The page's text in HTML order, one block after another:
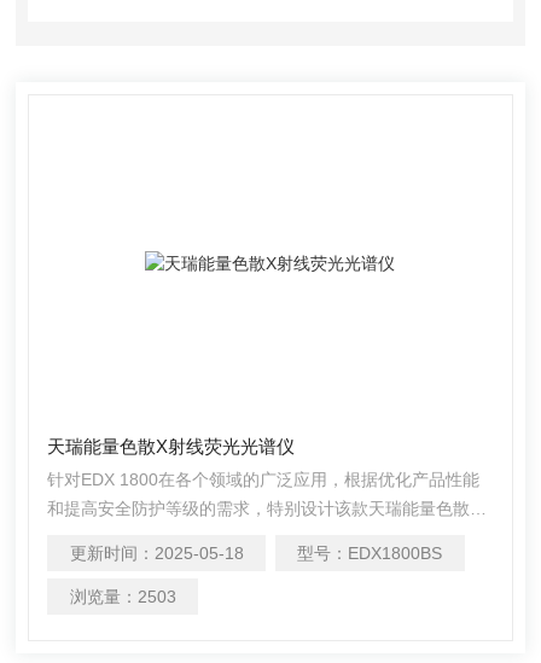
天瑞能量色散X射线荧光光谱仪
针对EDX 1800在各个领域的广泛应用，根据优化产品性能
和提高安全防护等级的需求，特别设计该款天瑞能量色散X
光管，提高产品的可靠性；利用新X光管的大功率提高仪器
的测试效率。
更新时间： 2025-05-18 型号： EDX1800BS
浏览量： 2503